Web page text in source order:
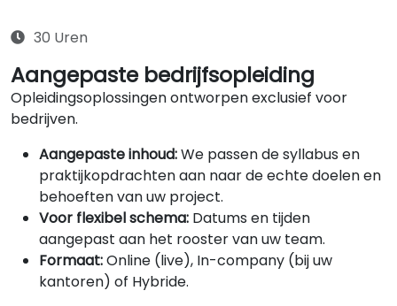
30 Uren
Aangepaste bedrijfsopleiding
Opleidingsoplossingen ontworpen exclusief voor
bedrijven.
Aangepaste inhoud:We passen de syllabus en
praktijkopdrachten aan naar de echte doelen en
behoeften van uw project.
Voor flexibel schema: Datums en tijden
aangepast aan het rooster van uw team.
Formaat:Online (live), In-company (bij uw
kantoren) of Hybride.